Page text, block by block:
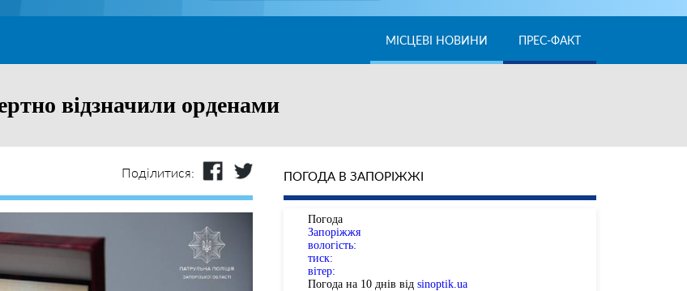
МІСЦЕВІ НОВИНИ ПРЕС-ФАКТ
відзначили орденами
Поділитися: ПОГОДА В ЗАПОРІЖЖІ
Погода
Запоріжжя
вологість:
тиск:
вітер:
Погода на 10 днів від sinoptik.ua